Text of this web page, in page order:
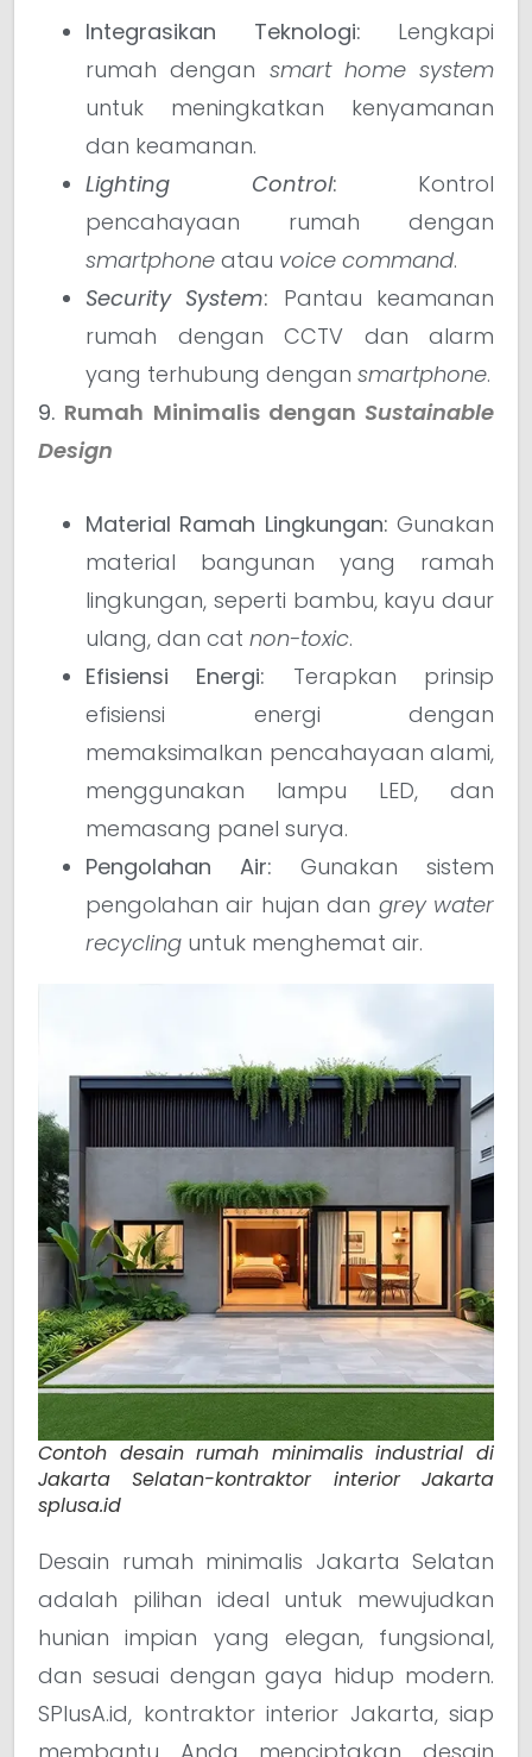
Integrasikan Teknologi: Lengkapi
rumah dengan smart home system
untuk meningkatkan kenyamanan
dan keamanan.
Lighting Control: Kontrol
pencahayaan rumah dengan
smartphone atau voice command.
Security System: Pantau keamanan
rumah dengan CCTV dan alarm
yang terhubung dengan smartphone.
9. Rumah Minimalis dengan Sustainable
Design
Material Ramah Lingkungan: Gunakan
material bangunan yang ramah
lingkungan, seperti bambu, kayu daur
ulang, dan cat non-toxic.
Efisiensi Energi: Terapkan prinsip
efisiensi energi dengan
memaksimalkan pencahayaan alami,
menggunakan lampu LED, dan
memasang panel surya.
Pengolahan Air: Gunakan sistem
pengolahan air hujan dan grey water
recycling untuk menghemat air.
Contoh desain rumah minimalis industrial di
Jakarta Selatan-kontraktor interior Jakarta
splusa.id
Desain rumah minimalis Jakarta Selatan
adalah pilihan ideal untuk mewujudkan
hunian impian yang elegan, fungsional,
dan sesuai dengan gaya hidup modern.
SPlusA.id, kontraktor interior Jakarta, siap